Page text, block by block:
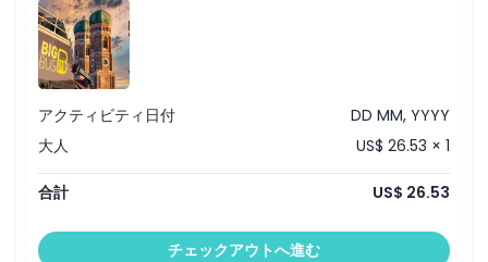
アクティビティ日付
DD MM, YYYY
大人
US$ 26.53 × 1
合計 US$ 26.53
チェックアウトへ進む